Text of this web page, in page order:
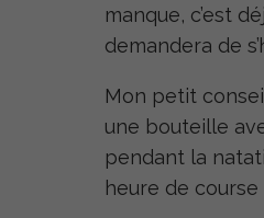
manque, c’est
demandera de
Mon petit
une bouteille
pendant la
heure de